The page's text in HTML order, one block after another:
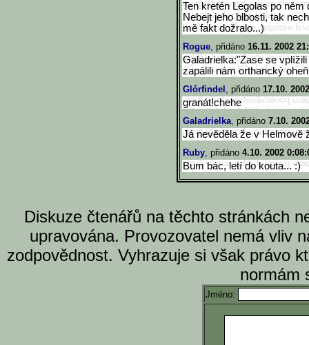
Ten kretén Legolas po
Nebejt jeho blbosti, tak
mě fakt dožralo...)
Rogue, přidáno 16.11. 2002
Galadrielka:"Zase se
zapálili nám orthancký
Glórfindel , přidáno 17.10.
granát!chehe
Galadrielka, přidáno 7.10.
Já nevěděla že v Helmově
Ruby, přidáno 4.10. 2002
Bum bác, letí do kouta... :)
Diskuze čtenářů na těchto stránkách
upravována. Provozovatel nemá vliv
zodpovědnost. Vyhrazuje si však právo
normám
Jméno: